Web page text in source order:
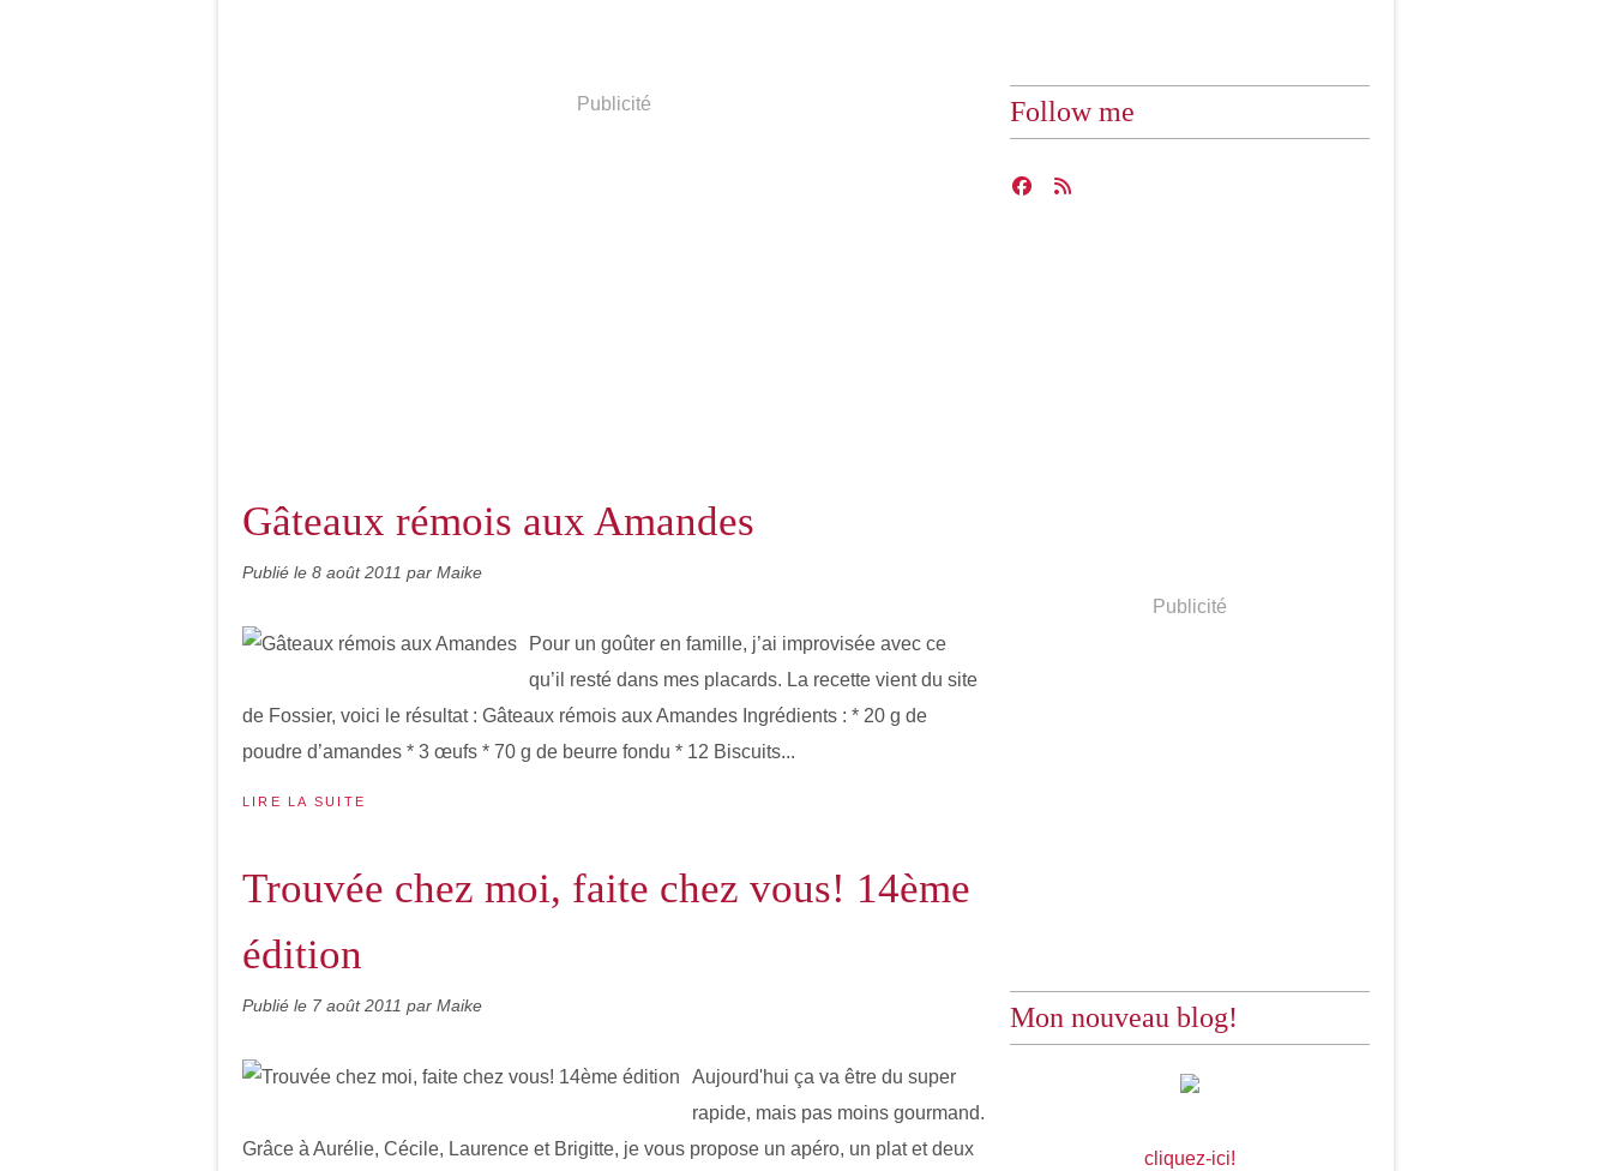
Publicité
Gâteaux rémois aux Amandes
Publié le 8 août 2011 par Maike
Pour un goûter en famille, j’ai improvisée avec ce
qu’il resté dans mes placards. La recette vient du site
de Fossier, voici le résultat : Gâteaux rémois aux Amandes Ingrédients : * 20 g de
poudre d’amandes * 3 œufs * 70 g de beurre fondu * 12 Biscuits...
LIRE LA SUITE
Trouvée chez moi, faite chez vous! 14ème
édition
Publié le 7 août 2011 par Maike
Aujourd'hui ça va être du super
rapide, mais pas moins gourmand.
Grâce à Aurélie, Cécile, Laurence et Brigitte, je vous propose un apéro, un plat et deux
Follow me
Publicité
Mon nouveau blog!
cliquez-ici!